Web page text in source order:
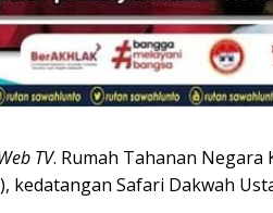
TV. Rumah Tahanan Negara
kedatangan Safari Dakwah